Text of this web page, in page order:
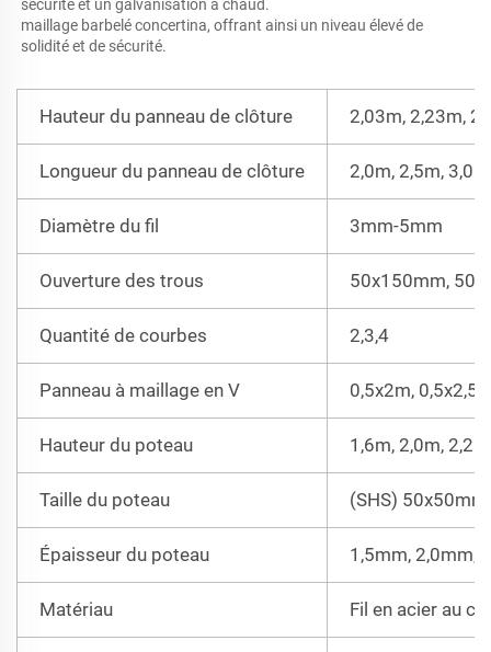
sécurité et un galvanisation à chaud.
maillage barbelé concertina, offrant ainsi un niveau élevé de
solidité et de sécurité.
Hauteur du panneau de clôture 2,03m, 2,23m,
Longueur du panneau de clôture 2,0m, 2,5m,
Diamètre du fil 3mm-5mm
Ouverture des trous 50x150mm,
Quantité de courbes 2,3,4
Panneau à maillage en V 0,5x2m,
Hauteur du poteau 1,6m, 2,0m,
Taille du poteau (SHS)
Épaisseur du poteau 1,5mm, 2,0mm,
Matériau Fil en acier au